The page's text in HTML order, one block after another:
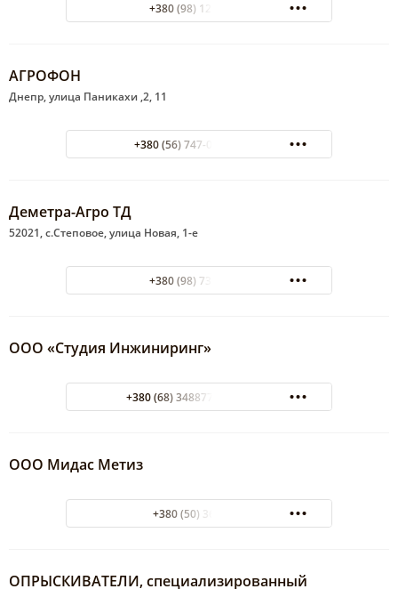
+380 (98) 123-64-74
АГРОФОН
Днепр, улица Паникахи ,2, 11
+380 (56) 747-00-47 офис
Деметра-Агро ТД
52021, с.Степовое, улица Новая, 1-е
+380 (98) 73-37-189
ООО «Студия Инжиниринг»
+380 (68) 3488778 Киевстар
ООО Мидас Метиз
+380 (50) 3636082
ОПРЫСКИВАТЕЛИ, специализированный